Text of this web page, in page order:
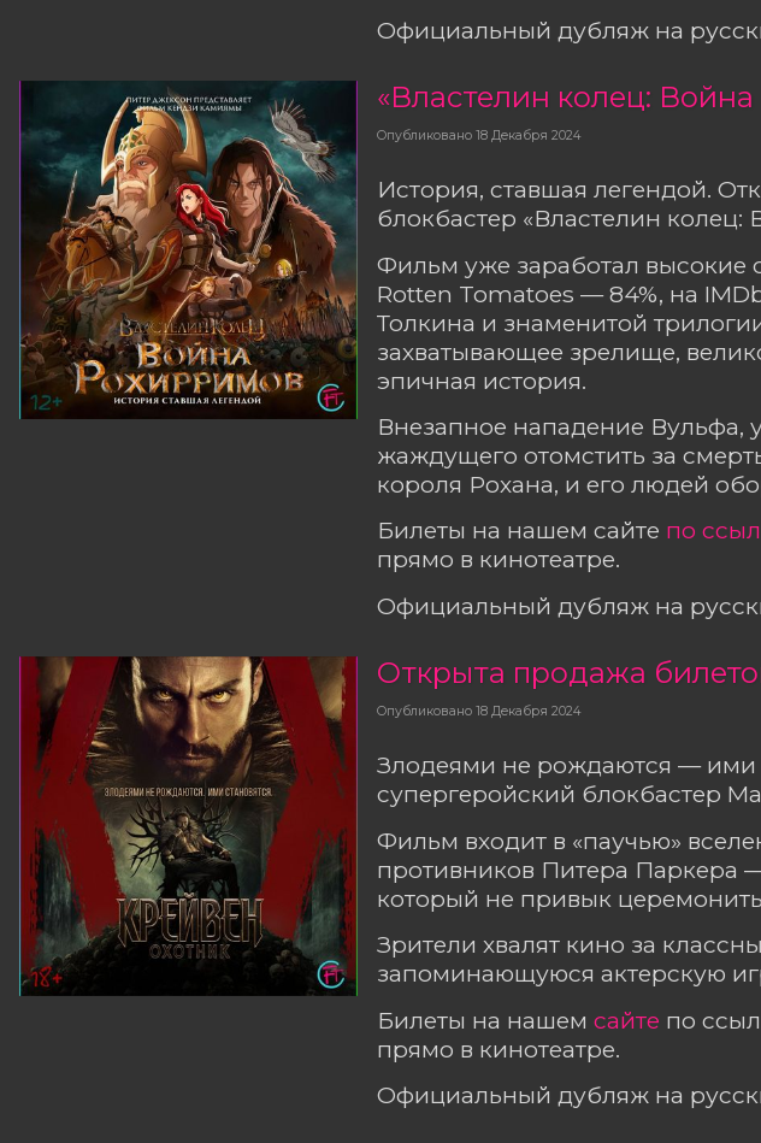
Официальный дубляж на
Опубликовано 18 Декабря 2024
История, ставшая легендой.
блокбастер «Властелин колец:
Фильм уже заработал высокие
Rotten Tomatoes — 84%, на
Толкина и знаменитой
захватывающее зрелище,
эпичная история.
Внезапное нападение Вульфа,
жаждущего отомстить за
короля Рохана, и его людей
Билеты на нашем сайте по
прямо в кинотеатре.
Официальный дубляж на
Открыта продажа
Опубликовано 18 Декабря 2024
Злодеями не рождаются — ими
супергеройский блокбастер
Фильм входит в «паучью»
противников Питера Паркера
который не привык
Зрители хвалят кино за
запоминающуюся актерскую
Билеты на нашемсайте по
прямо в кинотеатре.
Официальный дубляж на